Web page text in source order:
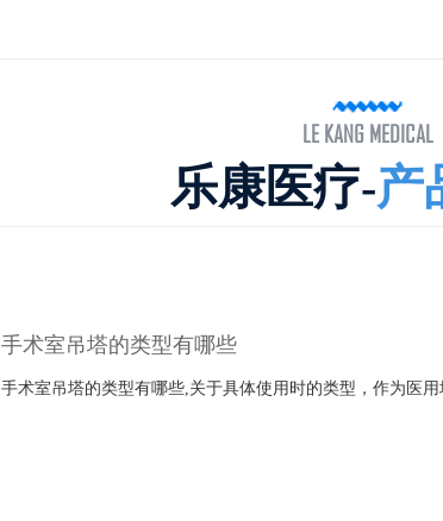
LE KANG MEDICAL
乐康医疗-产
手术室吊塔的类型有哪些
手术室吊塔的类型有哪些,关于具体使用时的类型，作为医